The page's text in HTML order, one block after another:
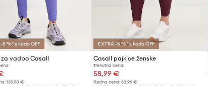
-5 %* s kodo OFF
za vadbo Casall
139,90 €
EXTRA -5 %* s kodo OFF
Casall pajkice ženske
Trenutna cena:
58,99 €
Redna cena: 83,99 €